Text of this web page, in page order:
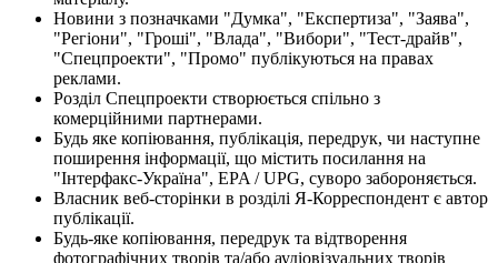
Новини з позначками "Думка", "Експертиза", "Заява",
"Регіони", "Гроші", "Влада", "Вибори", "Тест-драйв",
"Спецпроекти", "Промо" публікуються на правах
реклами.
Розділ Спецпроекти створюється спільно з
комерційними партнерами.
Будь яке копіювання, публікація, передрук, чи наступне
поширення інформації, що містить посилання на
"Інтерфакс-Україна", EPA / UPG, суворо забороняється.
Власник веб-сторінки в розділі Я-Корреспондент є автор
публікації.
Будь-яке копіювання, передрук та відтворення
фотографічних творів та/або аудіовізуальних творів